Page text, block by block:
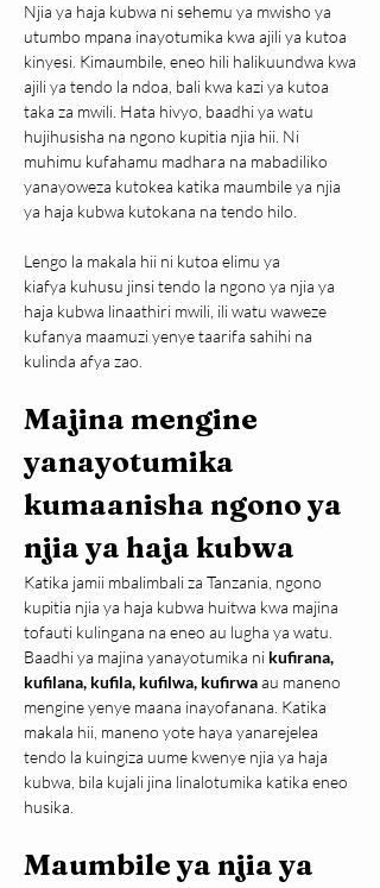
Njia ya haja kubwa ni sehemu ya mwisho ya
utumbo mpana inayotumika kwa ajili ya kutoa
kinyesi. Kimaumbile, eneo hili halikuundwa kwa
ajili ya tendo la ndoa, bali kwa kazi ya kutoa
taka za mwili. Hata hivyo, baadhi ya watu
hujihusisha na ngono kupitia njia hii. Ni
muhimu kufahamu madhara na mabadiliko
yanayoweza kutokea katika maumbile ya njia
ya haja kubwa kutokana na tendo hilo.
Lengo la makala hii ni kutoa elimu ya
kiafya kuhusu jinsi tendo la ngono ya njia ya
haja kubwa linaathiri mwili, ili watu waweze
kufanya maamuzi yenye taarifa sahihi na
kulinda afya zao.
Majina mengine
yanayotumika
kumaanisha ngono ya
njia ya haja kubwa
Katika jamii mbalimbali za Tanzania, ngono
kupitia njia ya haja kubwa huitwa kwa majina
tofauti kulingana na eneo au lugha ya watu.
Baadhi ya majina yanayotumika ni kufirana,
kufilana, kufila, kufilwa, kufirwa au maneno
mengine yenye maana inayofanana. Katika
makala hii, maneno yote haya yanarejelea
tendo la kuingiza uume kwenye njia ya haja
kubwa, bila kujali jina linalotumika katika eneo
husika.
Maumbile ya njia ya